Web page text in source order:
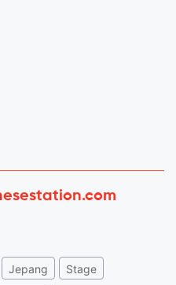
Jepang Stage